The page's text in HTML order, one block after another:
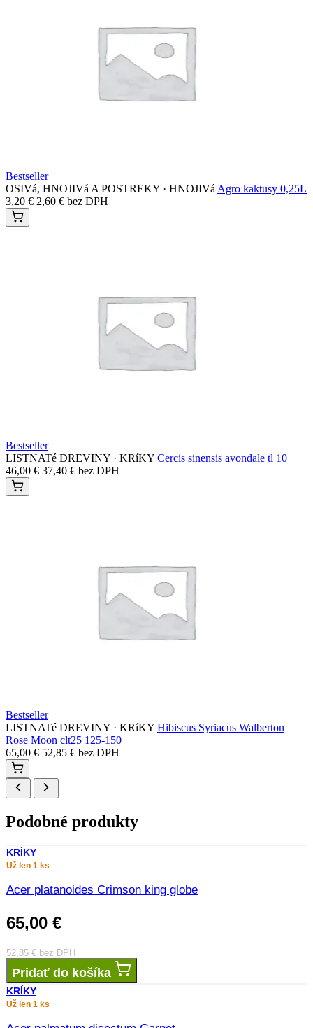
Bestseller
OSIVá, HNOJIVá A POSTREKY · HNOJIVá Agro kaktusy 0,25L
3,20 € 2,60 € bez DPH
Bestseller
LISTNATé DREVINY · KRíKY Cercis sinensis avondale tl 10
46,00 € 37,40 € bez DPH
Bestseller
LISTNATé DREVINY · KRíKY Hibiscus Syriacus Walberton
Rose Moon clt25 125-150
65,00 € 52,85 € bez DPH
Podobné produkty
KRÍKY
Už len 1 ks
Acer platanoides Crimson king globe
65,00 €
52,85 € bez DPH
Pridať do košíka
KRÍKY
Už len 1 ks